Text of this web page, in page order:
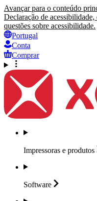
Avançar para o conteúdo
Declaração de
questões sobre acessibilidade.
Portugal
Conta
Comprar
Impressoras e produtos
Software